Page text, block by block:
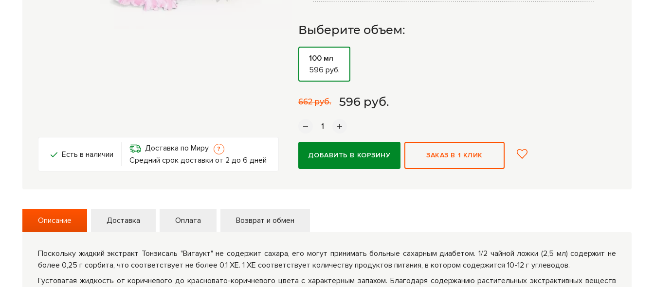
Есть в наличии
Доставка по Миру ?
Средний срок доставки от 2 до 6 дней
Выберите объем:
100 мл
596 руб.
662 руб. 596 руб.
ДОБАВИТЬ В КОРЗИНУ ЗАКАЗ В 1 КЛИК
Описание Доставка Оплата Возврат и обмен
Поскольку жидкий экстракт Тонзисаль "Витаукт" не содержит сахара, его могут принимать больные сахарным диабетом. 1/2 чайной ложки (2,5 мл) содержит не
более 0,25 г сорбита, что соответствует не более 0,1 ХЕ. 1 ХЕ соответствует количеству продуктов питания, в котором содержится 10-12 г углеводов.
Густоватая жидкость от коричневого до красновато-коричневого цвета с характерным запахом. Благодаря содержанию растительных экстрактивных веществ